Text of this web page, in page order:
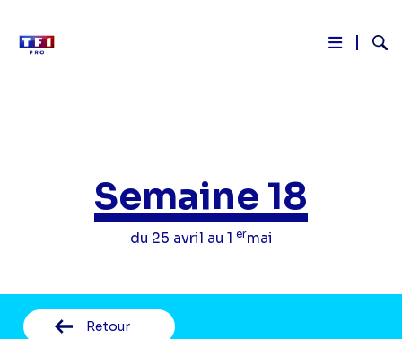
Semaine 18
du 25 avril au 1 ermai
Retour